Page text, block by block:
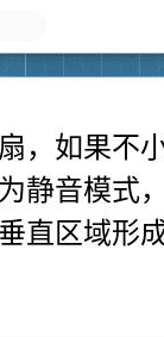
，如果不
静音模式
直区域形